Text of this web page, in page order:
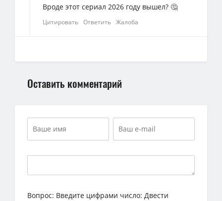
Вроде этот сериал 2026 году вышел? 🤔
Цитировать Ответить Жалоба
Оставить комментарий
Вопрос: Введите цифрами число: Двести